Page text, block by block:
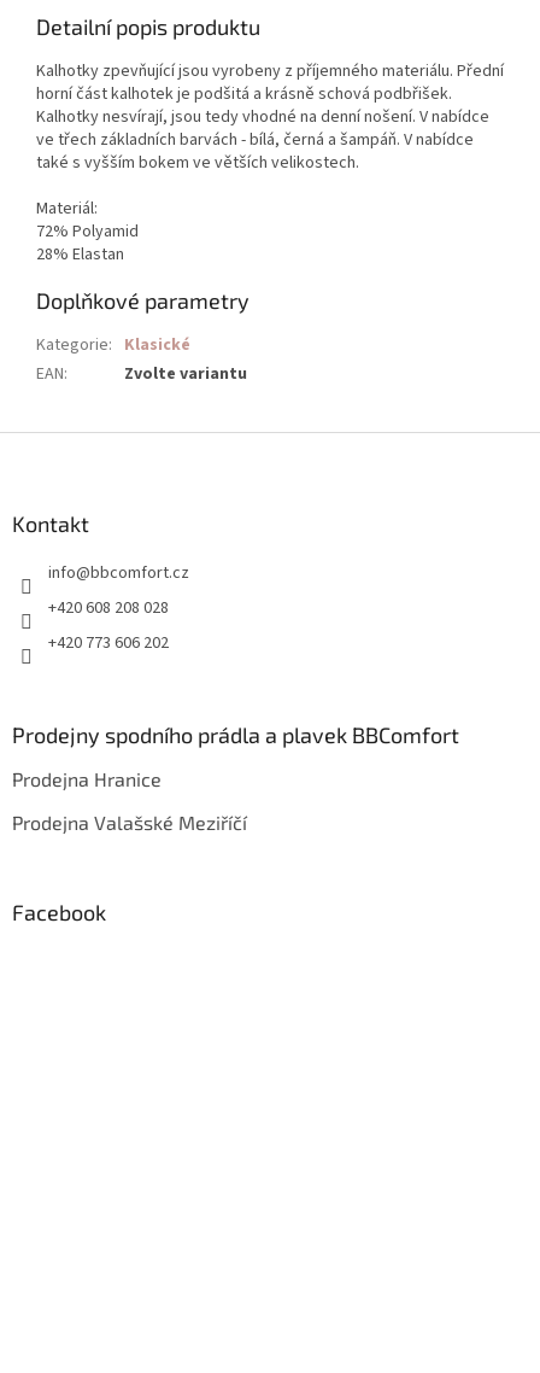
Detailní popis produktu
Kalhotky zpevňující jsou vyrobeny z příjemného materiálu. Přední
horní část kalhotek je podšitá a krásně schová podbřišek.
Kalhotky nesvírají, jsou tedy vhodné na denní nošení. V nabídce
ve třech základních barvách - bílá, černá a šampáň. V nabídce
také s vyšším bokem ve větších velikostech.
Materiál:
72% Polyamid
28% Elastan
Doplňkové parametry
Kategorie: Klasické
EAN: Zvolte variantu
Kontakt
info@bbcomfort.cz
+420 608 208 028
+420 773 606 202
Prodejny spodního prádla a plavek BBComfort
Prodejna Hranice
Prodejna Valašské Meziříčí
Facebook